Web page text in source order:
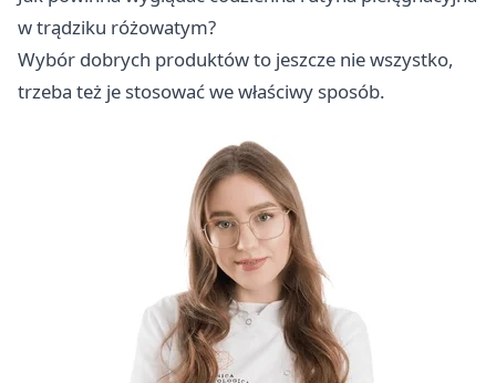
w trądziku różowatym?
Wybór dobrych produktów to jeszcze nie wszystko,
trzeba też je stosować we właściwy sposób.